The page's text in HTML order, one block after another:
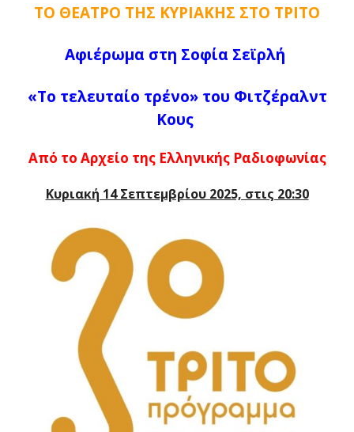
ΤΟ ΘΕΑΤΡΟ ΤΗΣ ΚΥΡΙΑΚΗΣ ΣΤΟ ΤΡΙΤΟ
Αφιέρωμα στη Σοφία Σεϊρλή
«Το τελευταίο τρένο» του Φιτζέραλντ
Κους
Από το Αρχείο της Ελληνικής Ραδιοφωνίας
Κυριακή 14 Σεπτεμβρίου 2025, στις 20:30